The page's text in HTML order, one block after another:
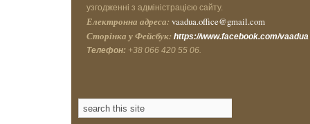
узгодженні з адміністрацією сайту.
Електронна адреса: vaadua.office@gmail.com
Сторінка у Фейсбук: https://www.facebook.com/vaadua
Телефон: +38 066 420 55 06.